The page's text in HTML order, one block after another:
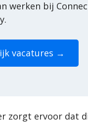
werken bij
vacatures →
zorgt ervoor dat